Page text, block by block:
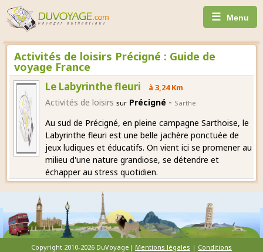
☰ Menu
Activités de loisirs Précigné : Guide de
voyage France
Le Labyrinthe fleuri à 3,24 Km
Activités de loisirs sur Précigné - Sarthe
Au sud de Précigné, en pleine campagne Sarthoise, le
Labyrinthe fleuri est une belle jachère ponctuée de
jeux ludiques et éducatifs. On vient ici se promener au
milieu d'une nature grandiose, se détendre et
échapper au stress quotidien.
Copyright 2010-2026 DuVoyage| Mentions légales | Conditions